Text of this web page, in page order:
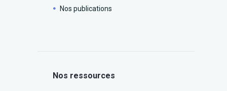
Nos publications
Nos ressources